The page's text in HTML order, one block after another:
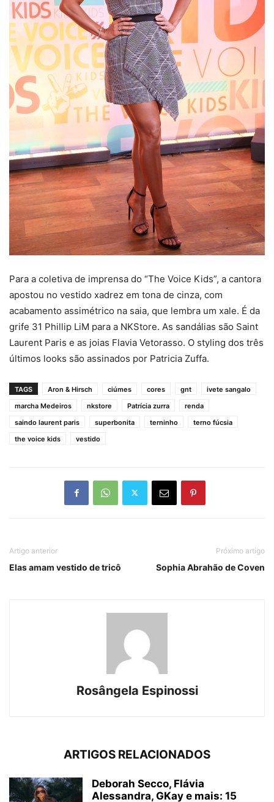
Para a coletiva de imprensa do “The Voice Kids”, a cantora
apostou no vestido xadrez em tona de cinza, com
acabamento assimétrico na saia, que lembra um xale. É da
grife 31 Phillip LiM para a NKStore. As sandálias são Saint
Laurent Paris e as joias Flavia Vetorasso. O styling dos três
últimos looks são assinados por Patricia Zuffa.
TAGS Aron & Hirsch ciúmes cores gnt
ivete sangalo
marcha Medeiros
nkstore Patrícia zurra
renda
saindo laurent paris
superbonita terninho
terno fúcsia
the voice kids
vestido
Artigo anterior
Elas amam vestido de tricô
Próximo artigo
Sophia Abrahão de Coven
Rosângela Espinossi
ARTIGOS RELACIONADOS
Deborah Secco, Flávia
Alessandra, GKay e mais: 15